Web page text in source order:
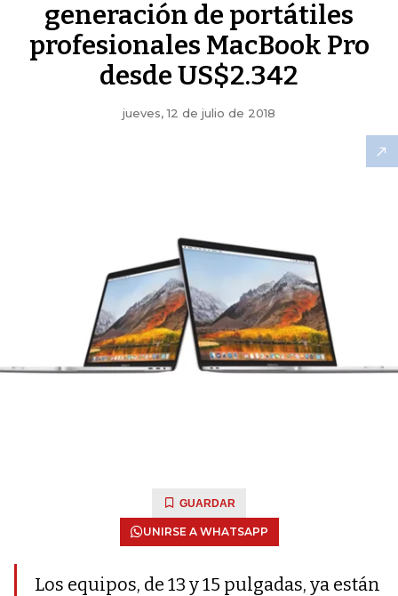
generación de portátiles
profesionales MacBook Pro
desde US$2.342
jueves, 12 de julio de 2018
GUARDAR
UNIRSE A WHATSAPP
Los equipos, de 13 y 15 pulgadas, ya están